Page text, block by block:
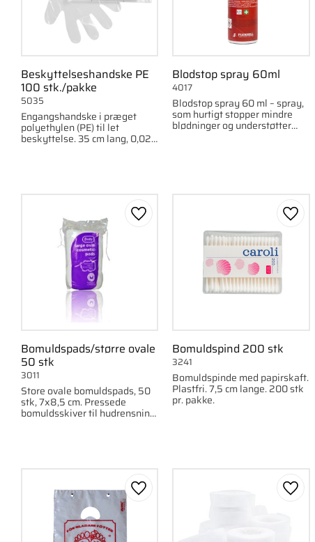
Beskyttelseshandske PE
100 stk./pakke
Engangshandske i præget
polyethylen (PE) til let
beskyttelse. 35 cm lang, 0,025
5035
Blodstop spray 60ml
Blodstop spray 60 ml – spray,
som hurtigt stopper mindre
blødninger og understøtter
4017
Bomuldspads/større ovale
50 stk
Store ovale bomuldspads, 50
stk, 7x8,5 cm. Pressede
bomuldsskiver til hudrensning
3011
Gem som favorit
Bomuldspind 200 stk
Bomuldspinde med papirskaft.
Plastfri. 7,5 cm lange. 200 stk
pr. pakke.
3241
Gem som favorit